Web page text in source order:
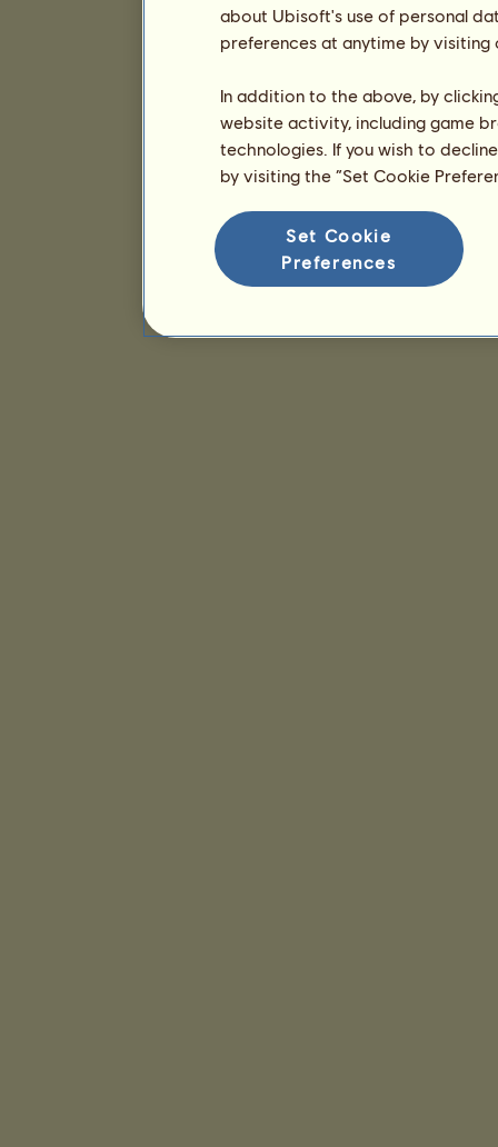
about Ubisoft's use of personal
preferences at anytime by
In addition to the above, by
website activity, including game
technologies. If you wish to
by visiting the “Set Cookie
Set Cookie
Preferences